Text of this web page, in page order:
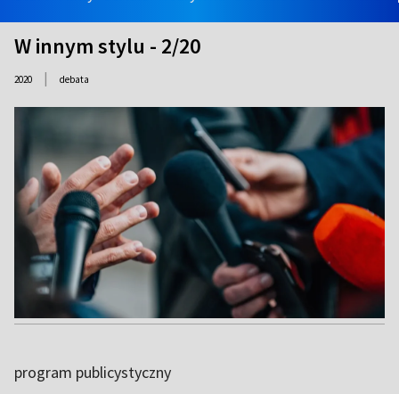
W innym stylu - 2/20
2020 | debata
program publicystyczny